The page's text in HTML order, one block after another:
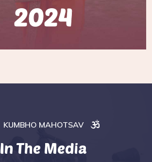
2024
KUMBHO MAHOTSAV
In The Media